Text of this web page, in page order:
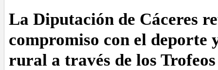
La Diputación de Cáceres
compromiso con el deporte
rural a través de los